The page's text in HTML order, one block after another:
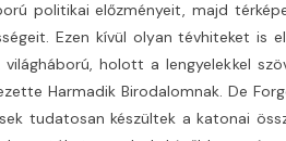
politikai előzményeit, majd
Ezen kívül olyan tévhiteket is
holott a lengyelekkel
Harmadik Birodalomnak. De
tudatosan készültek a katonai